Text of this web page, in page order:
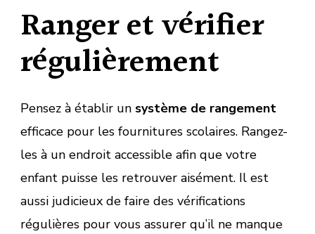
Ranger et vérifier
régulièrement
Pensez à établir un système de rangement
efficace pour les fournitures scolaires. Rangez-
les à un endroit accessible afin que votre
enfant puisse les retrouver aisément. Il est
aussi judicieux de faire des vérifications
régulières pour vous assurer qu’il ne manque